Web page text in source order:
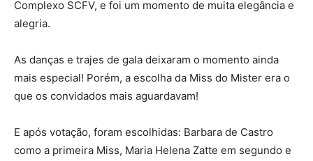
Complexo SCFV, e foi um momento de muita elegância e
alegria.
As danças e trajes de gala deixaram o momento ainda
mais especial! Porém, a escolha da Miss do Mister era o
que os convidados mais aguardavam!
E após votação, foram escolhidas: Barbara de Castro
como a primeira Miss, Maria Helena Zatte em segundo e